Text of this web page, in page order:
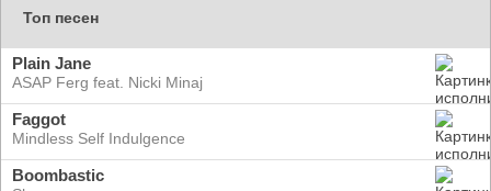
Топ песен
Plain Jane
ASAP Ferg feat. Nicki Minaj
Faggot
Mindless Self Indulgence
Boombastic